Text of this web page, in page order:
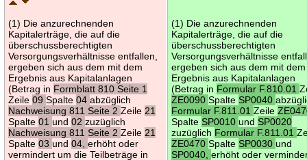
(1) Die anzurechnenden
Kapitalerträge, die auf die
überschussberechtigten
Versorgungsverhältnisse entfallen,
ergeben sich aus dem mit dem
Ergebnis aus Kapitalanlagen
(Betrag in Formblatt 810 Seite 1
Zeile09Spalte04abzüglich
Nachweisung 811 Seite 2Zeile 21
Spalte01und02zuzüglich
Nachweisung 811 Seite 2Zeile 21
Spalte03und04,erhöht oder
vermindert um die Teilbeträge in
(1) Die anzurechnenden
Kapitalerträge, die auf die
überschussberechtigten
Versorgungsverhältnisse
ergeben sich aus dem mit dem
Ergebnis aus Kapitalanlagen
(Betrag in Formular F.810.01
ZE0090SpalteSP0040
Formular F.811.01Zeile
SpalteSP0010undSP0020
zuzüglich Formular F.811.01
ZE0470SpalteSP0030und
SP0040,erhöht oder